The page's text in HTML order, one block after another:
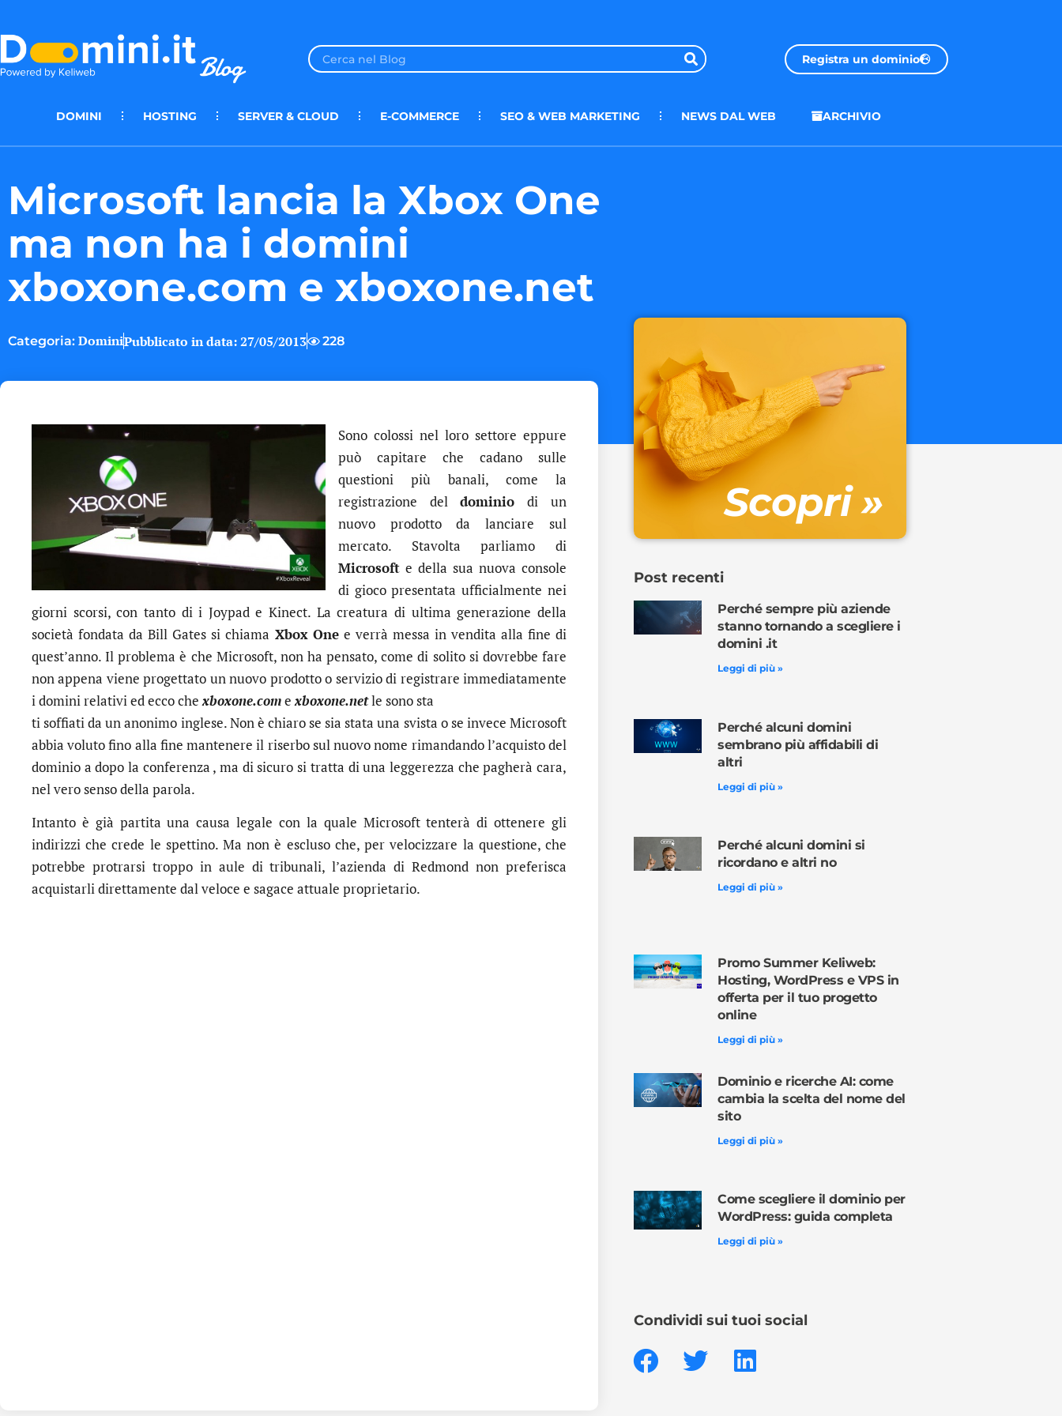
Registra un dominio
DOMINI HOSTING SERVER & CLOUD E-COMMERCE SEO & WEB MARKETING NEWS DAL WEB ARCHIVIO
Microsoft lancia la Xbox One
ma non ha i domini
xboxone.com e xboxone.net
Categoria: DominiPubblicato in data:27/05/2013 228
Sono colossi nel loro settore eppure
può capitare che cadano sulle
questioni più banali, come la
registrazione deldominio di un
nuovo prodotto da lanciare sul
mercato. Stavolta parliamo di
Microsoft e della sua nuova console
di gioco presentata ufficialmente nei
giorni scorsi, con tanto di i Joypad e Kinect. La creatura di ultima generazione della
società fondata da Bill Gates si chiama Xbox One e verrà messa in vendita alla fine di
quest’anno. Il problema è che Microsoft, non ha pensato, come di solito si dovrebbe fare
non appena viene progettato un nuovo prodotto o servizio di registrare immediatamente
i domini relativi ed ecco che xboxone.come xboxone.netle sono sta
ti soffiati da un anonimo inglese. Non è chiaro se sia stata una svista o se invece Microsoft
abbia voluto fino alla fine mantenere il riserbo sul nuovo nome rimandando l’acquisto del
dominio a dopo la conferenza , ma di sicuro si tratta di una leggerezza che pagherà cara,
nel vero senso della parola.
Intanto è già partita una causa legale con la quale Microsoft tenterà di ottenere gli
indirizzi che crede le spettino. Ma non è escluso che, per velocizzare la questione, che
potrebbe protrarsi troppo in aule di tribunali, l’azienda di Redmond non preferisca
acquistarli direttamente dal veloce e sagace attuale proprietario.
Scopri »
Post recenti
Perché sempre più aziende
stanno tornando a scegliere i
domini .it
Leggi di più »
Perché alcuni domini
sembrano più affidabili di
altri
Leggi di più »
Perché alcuni domini si
ricordano e altri no
Leggi di più »
Promo Summer Keliweb:
Hosting, WordPress e VPS in
offerta per il tuo progetto
online
Leggi di più »
Dominio e ricerche AI: come
cambia la scelta del nome del
sito
Leggi di più »
Come scegliere il dominio per
WordPress: guida completa
Leggi di più »
Condividi sui tuoi social